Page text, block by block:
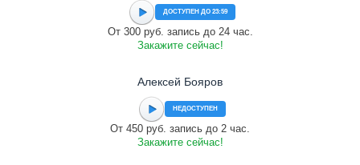
ДОСТУПЕН ДО 23:59
От 300 руб. запись до 24 час.
Закажите сейчас!
Алексей Бояров
НЕДОСТУПЕН
От 450 руб. запись до 2 час.
Закажите сейчас!